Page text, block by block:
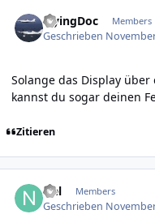
FlyingDoc Members
Geschrieben
Solange das Display
kannst du sogar deinen
Zitieren
Nel Members
Geschrieben